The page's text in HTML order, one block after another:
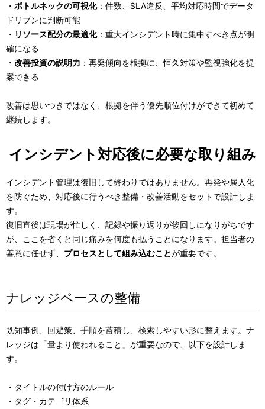
・ ボトルネックの可視化：件数、SLA違反、平均対応時間でデータ
ドリブンに判断可能
・ リソース配分の最適化：重大インシデント時に集中すべき点が明
確になる
・ 改善投資の説明力 ：再発傾向を根拠に、恒久対策や監視強化を提
案できる
改善は思いつきではなく、根拠を伴う優先順位付けができて初めて
継続します。
インシデント対応後に必要な取り組み
インシデント管理は復旧して終わりではありません。再発や属人化
を防ぐため、対応後に行うべき整備・改善活動をセットで設計しま
す。
復旧直後は現場が忙しく、記録や振り返りが後回しになりがちです
が、ここを省くと同じ痛みを何度も払うことになります。担当者の
善意に任せず、 プロセスとして組み込むことが重要です。
ナレッジベースの整備
既知事例、回避策、手順を蓄積し、検索しやすい形に整えます。ナ
レッジは「量より使われること」が重要なので、以下を設計しま
す。
・タイトルの付け方のルール
・タグ・カテゴリ体系